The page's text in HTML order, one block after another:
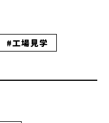
#工場見学